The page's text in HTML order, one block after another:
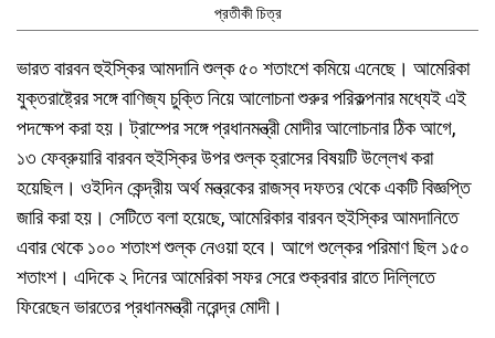
প্রতীকী চিত্র
ভারত বারবন হুইস্কির আমদানি শুল্ক ৫০ শতাংশে কমিয়ে এনেছে। আমেরিকা
যুক্তরাষ্ট্রের সঙ্গে বাণিজ্য চুক্তি নিয়ে আলোচনা শুরুর পরিকল্পনার মধ্যেই এই
পদক্ষেপ করা হয়। ট্রাম্পের সঙ্গে প্রধানমন্ত্রী মোদীর আলোচনার ঠিক আগে,
১৩ ফেব্রুয়ারি বারবন হুইস্কির উপর শুল্ক হ্রাসের বিষয়টি উল্লেখ করা
হয়েছিল। ওইদিন কেন্দ্রীয় অর্থ মন্ত্রকের রাজস্ব দফতর থেকে একটি বিজ্ঞপ্তি
জারি করা হয়। সেটিতে বলা হয়েছে, আমেরিকার বারবন হুইস্কির আমদানিতে
এবার থেকে ১০০ শতাংশ শুল্ক নেওয়া হবে। আগে শুল্কের পরিমাণ ছিল ১৫০
শতাংশ। এদিকে ২ দিনের আমেরিকা সফর সেরে শুক্রবার রাতে দিল্লিতে
ফিরেছেন ভারতের প্রধানমন্ত্রী নরেন্দ্র মোদী।